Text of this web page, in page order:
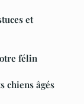
et
félin
chiens âgés